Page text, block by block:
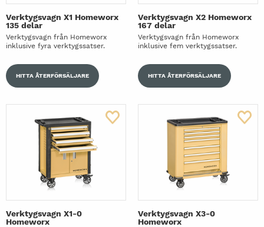
Verktygsvagn X1 Homeworx
135 delar
Verktygsvagn från Homeworx
inklusive fyra verktygssatser.
HITTA ÅTERFÖRSÄLJARE
Verktygsvagn X2 Homeworx
167 delar
Verktygsvagn från Homeworx
inklusive fem verktygssatser.
HITTA ÅTERFÖRSÄLJARE
Verktygsvagn X1-0
Homeworx
Verktygsvagn X3-0
Homeworx